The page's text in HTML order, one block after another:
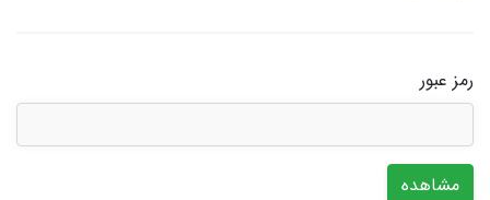
رمز عبور
مشاهده